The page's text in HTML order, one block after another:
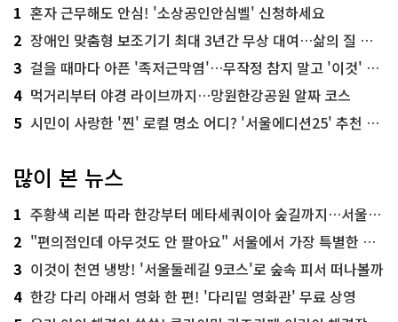
1 혼자 근무해도 안심! '소상공인안심벨' 신청하세요
2 장애인 맞춤형 보조기기 최대 3년간 무상 대여…삶의 질 높인다
3 걸을 때마다 아픈 '족저근막염'…무작정 참지 말고 '이것' 해보세요!
4 먹거리부터 야경 라이브까지…망원한강공원 알짜 코스
5 시민이 사랑한 '찐' 로컬 명소 어디? '서울에디션25' 추천 코스
많이 본 뉴스
1 주황색 리본 따라 한강부터 메타세쿼이아 숲길까지…서울둘레길 15코스
2 "편의점인데 아무것도 안 팔아요" 서울에서 가장 특별한 편의점의 정체
3 이것이 천연 냉방! '서울둘레길 9코스'로 숲속 피서 떠나볼까
4 한강 다리 아래서 영화 한 편! '다리밑 영화관' 무료 상영